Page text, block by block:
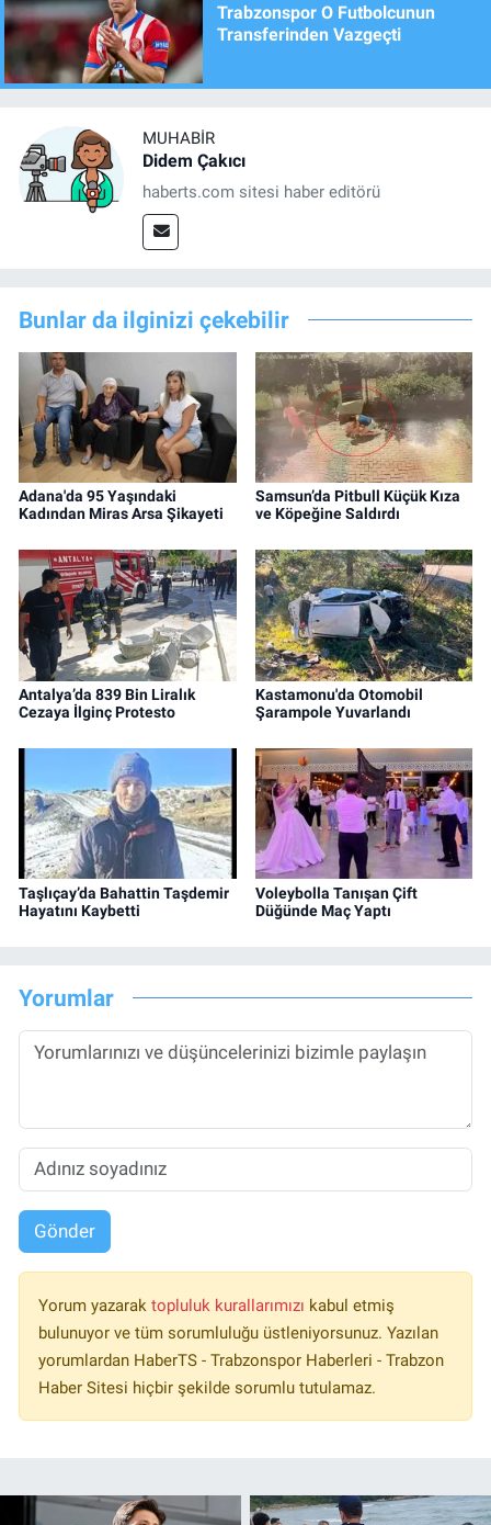
Trabzonspor O Futbolcunun
Transferinden Vazgeçti
MUHABIR
Didem Çakıcı
haberts.com sitesi haber editörü
Bunlar da ilginizi çekebilir
Adana'da 95 Yaşındaki
Kadından Miras Arsa Şikayeti
Samsun’da Pitbull Küçük Kıza
ve Köpeğine Saldırdı
Antalya’da 839 Bin Liralık
Cezaya İlginç Protesto
Kastamonu'da Otomobil
Şarampole Yuvarlandı
Taşlıçay’da Bahattin Taşdemir
Hayatını Kaybetti
Voleybolla Tanışan Çift
Düğünde Maç Yaptı
Yorumlar
Gönder
Yorum yazarak topluluk kurallarımızı kabul etmiş
bulunuyor ve tüm sorumluluğu üstleniyorsunuz. Yazılan
yorumlardan HaberTS - Trabzonspor Haberleri - Trabzon
Haber Sitesi hiçbir şekilde sorumlu tutulamaz.